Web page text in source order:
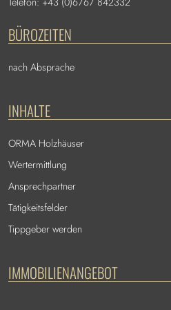
BÜROZEITEN
nach Absprache
INHALTE
ORMA Holzhäuser
Wertermittlung
Ansprechpartner
Tätigkeitsfelder
Tippgeber werden
IMMOBILIENANGEBOT